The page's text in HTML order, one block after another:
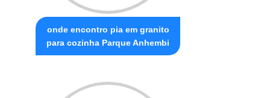
onde encontro pia em granito
para cozinha Parque Anhembi